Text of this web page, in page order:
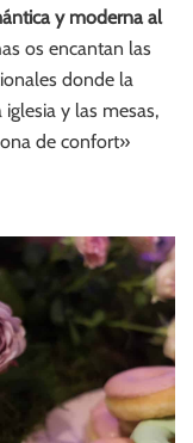
y moderna al
os encantan las
donde la
y las mesas,
de confort»